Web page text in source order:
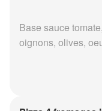
Base sauce
oignons, olives,